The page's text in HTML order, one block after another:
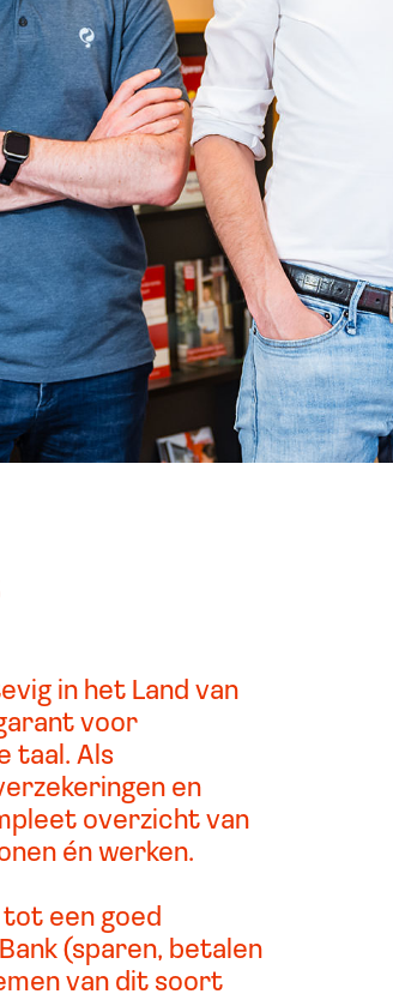
in het Land van
voor
taal. Als
en
overzicht van
én werken.
een goed
(sparen, betalen
van dit soort